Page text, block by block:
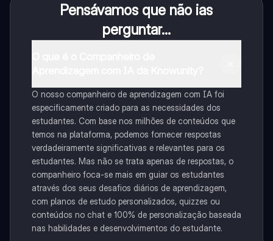
Pensávamos que não ias
perguntar...
O nosso companheiro de aprendizagem com IA foi
especificamente criado para as necessidades dos
estudantes. Com base nos milhões de conteúdos que
temos na plataforma, podemos fornecer respostas
verdadeiramente significativas e relevantes para os
estudantes. Mas não se trata apenas de respostas, o
companheiro foca-se mais em guiar os estudantes
através dos seus desafios diários de aprendizagem,
com planos de estudo personalizados, quizzes ou
conteúdos no chat e 100% de personalização baseada
nas habilidades e desenvolvimentos do estudante.